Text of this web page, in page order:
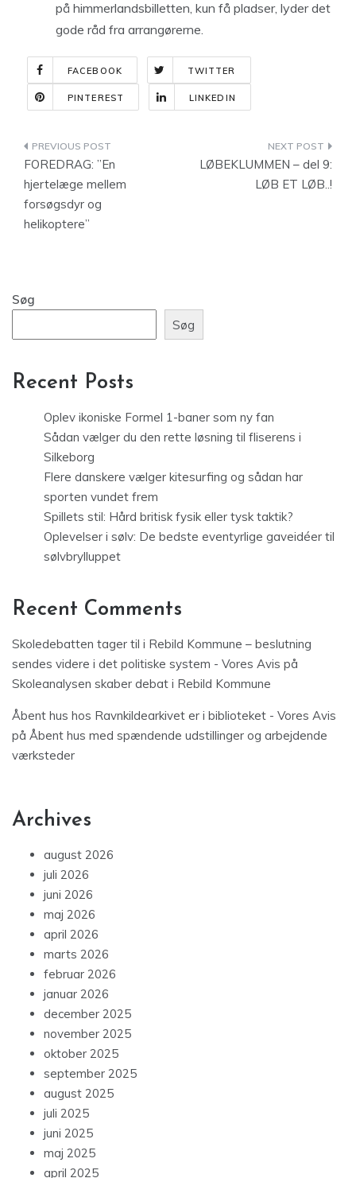
på himmerlandsbilletten, kun få pladser, lyder det
gode råd fra arrangørerne.
FACEBOOK TWITTER
PINTEREST LINKEDIN
Indlægsnavigation
FOREDRAG: ”En
hjertelæge mellem
forsøgsdyr og
helikoptere”
LØBEKLUMMEN – del 9:
LØB ET LØB..!
Søg
Søg
Recent Posts
Oplev ikoniske Formel 1-baner som ny fan
Sådan vælger du den rette løsning til fliserens i
Silkeborg
Flere danskere vælger kitesurfing og sådan har
sporten vundet frem
Spillets stil: Hård britisk fysik eller tysk taktik?
Oplevelser i sølv: De bedste eventyrlige gaveidéer til
sølvbrylluppet
Recent Comments
Skoledebatten tager til i Rebild Kommune – beslutning
sendes videre i det politiske system - Vores Avis på
Skoleanalysen skaber debat i Rebild Kommune
Åbent hus hos Ravnkildearkivet er i biblioteket - Vores Avis
på Åbent hus med spændende udstillinger og arbejdende
værksteder
Archives
august 2026
juli 2026
juni 2026
maj 2026
april 2026
marts 2026
februar 2026
januar 2026
december 2025
november 2025
oktober 2025
september 2025
august 2025
juli 2025
juni 2025
maj 2025
april 2025